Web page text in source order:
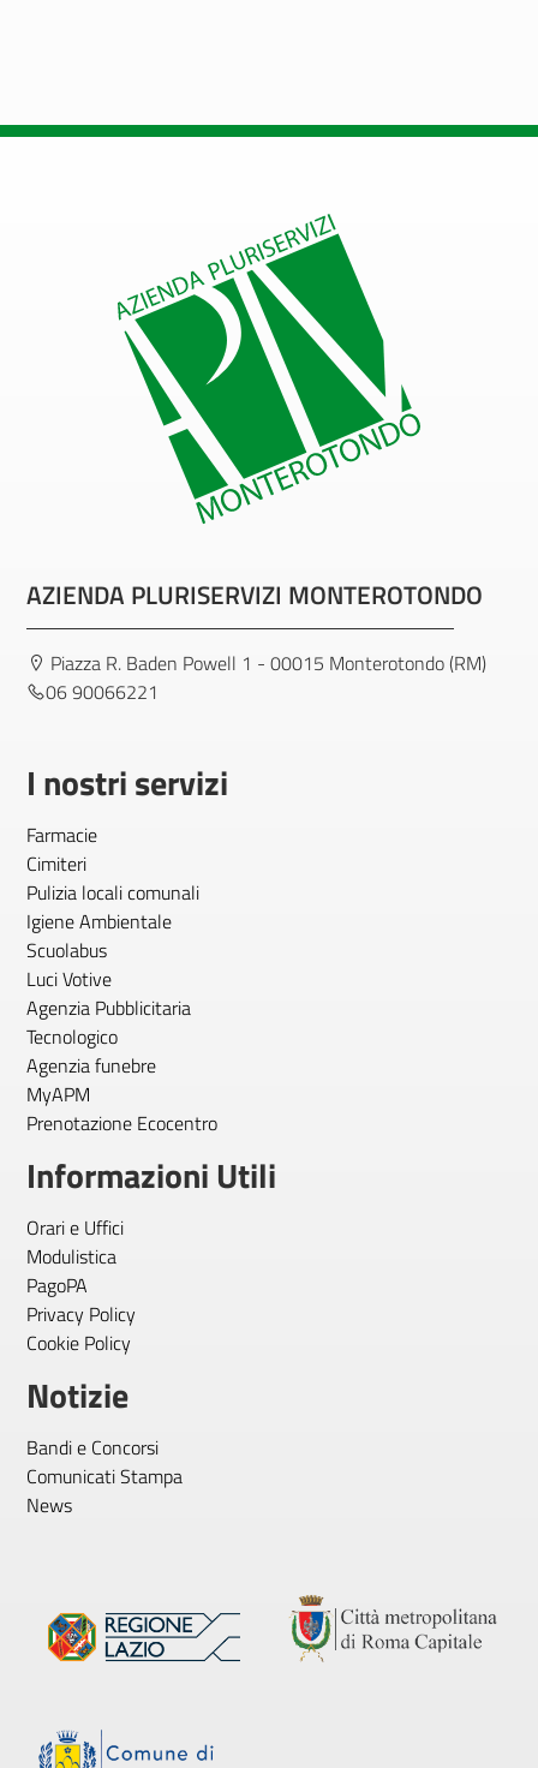
AZIENDA PLURISERVIZI MONTEROTONDO
Piazza R. Baden Powell 1 - 00015 Monterotondo (RM)
06 90066221
I nostri servizi
Farmacie
Cimiteri
Pulizia locali comunali
Igiene Ambientale
Scuolabus
Luci Votive
Agenzia Pubblicitaria
Tecnologico
Agenzia funebre
MyAPM
Prenotazione Ecocentro
Informazioni Utili
Orari e Uffici
Modulistica
PagoPA
Privacy Policy
Cookie Policy
Notizie
Bandi e Concorsi
Comunicati Stampa
News